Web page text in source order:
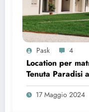
Pask 4
Location per
Tenuta Paradisi
prenotazioni
17 Maggio 2024